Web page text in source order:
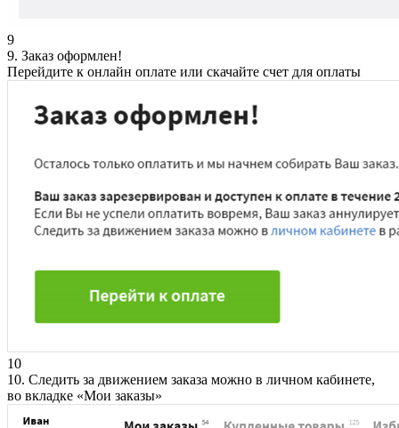
9
9. Заказ оформлен!
Перейдите к онлайн оплате или скачайте счет для оплаты
10
10. Следить за движением заказа можно в личном кабинете,
во вкладке «Мои заказы»